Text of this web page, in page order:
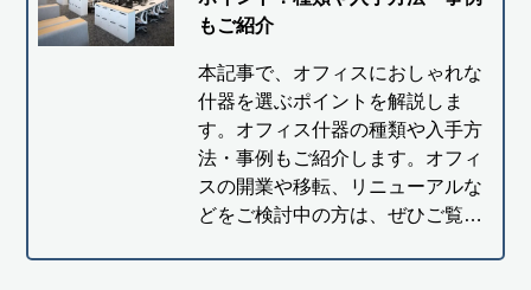
もご紹介
本記事で、オフィスにおしゃれな
什器を選ぶポイントを解説しま
す。オフィス什器の種類や入手方
法・事例もご紹介します。オフィ
スの開業や移転、リニューアルな
どをご検討中の方は、ぜひご覧…